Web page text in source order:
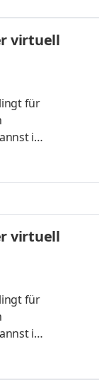
virtuell
für
im
virtuell
für
im